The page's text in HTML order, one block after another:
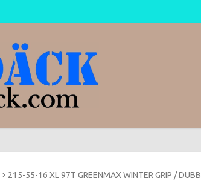
215-55-16 XL 97T GREENMAX WINTER GRIP / DUBB